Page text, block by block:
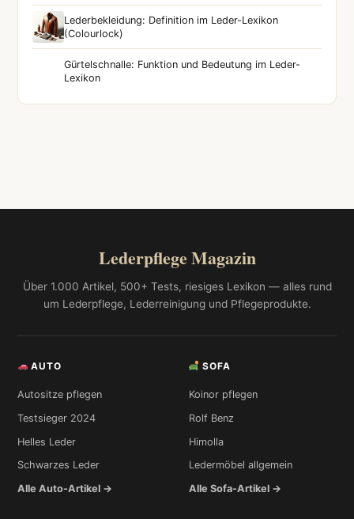
Lederbekleidung: Definition im Leder-Lexikon
(Colourlock)
Gürtelschnalle: Funktion und Bedeutung im Leder-
Lexikon
Lederpflege Magazin
Über 1.000 Artikel, 500+ Tests, riesiges Lexikon — alles rund
um Lederpflege, Lederreinigung und Pflegeprodukte.
AUTO
Autositze pflegen
Testsieger 2024
Helles Leder
Schwarzes Leder
Alle Auto-Artikel →
SOFA
Koinor pflegen
Rolf Benz
Himolla
Ledermöbel allgemein
Alle Sofa-Artikel →